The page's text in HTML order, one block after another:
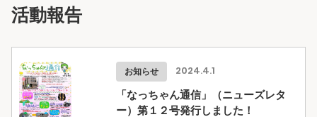
活動報告
お知らせ 2024.4.1
「なっちゃん通信」（ニューズレタ
ー）第１２号発行しました！